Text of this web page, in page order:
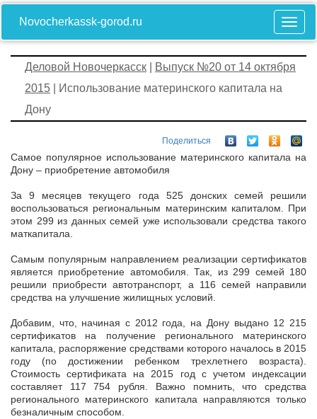
Novocherkassk-gorod.ru
Деловой Новочеркасск
Выпуск №20 от 14 октября
2015 | Использование материнского капитала на
Дону
Поделиться
Самое популярное использование материнского капитала на
Дону – приобретение автомобиля
За 9 месяцев текущего года 525 донских семей решили
воспользоваться региональным материнским капиталом. При
этом 299 из данных семей уже использовали средства такого
маткапитала.
Самым популярным направлением реализации сертификатов
является приобретение автомобиля. Так, из 299 семей 180
решили приобрести автотранспорт, а 116 семей направили
средства на улучшение жилищных условий.
Добавим, что, начиная с 2012 года, на Дону выдано 12 215
сертификатов на получение регионального материнского
капитала, распоряжение средствами которого началось в 2015
году (по достижении ребенком трехлетнего возраста).
Стоимость сертификата на 2015 год с учетом индексации
составляет 117 754 рубля. Важно помнить, что средства
регионального материнского капитала направляются только
безналичным способом.